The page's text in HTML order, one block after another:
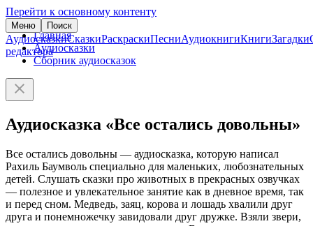
Перейти к основному контенту
Меню Поиск
АудиосказкиСказкиРаскраскиПесниАудиокнигиКнигиЗагадки
редактора
Главная
Аудиосказки
Сборник аудиосказок
Аудиосказка «Все остались довольны»
Все остались довольны — аудиосказка, которую написал
Рахиль Баумволь специально для маленьких, любознательных
детей. Слушать сказки про животных в прекрасных озвучках
— полезное и увлекательное занятие как в дневное время, так
и перед сном. Медведь, заяц, корова и лошадь хвалили друг
друга и понемножечку завидовали друг дружке. Взяли звери,